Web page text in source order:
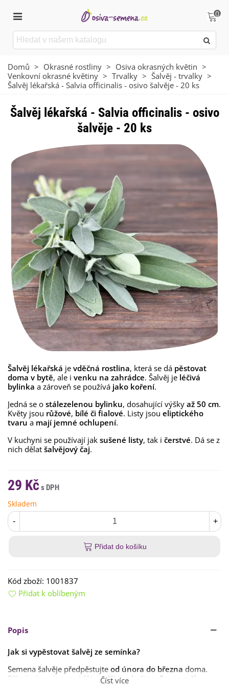
0
Domů > Okrasné rostliny > Osiva okrasných květin >
Venkovní okrasné květiny > Trvalky > Šalvěj - trvalky >
Šalvěj lékařská - Salvia officinalis - osivo šalvěje - 20 ks
Šalvěj lékařská - Salvia officinalis - osivo
šalvěje - 20 ks
Šalvěj lékařská je vděčná rostlina, která se dá pěstovat
doma v bytě, ale i venku na zahrádce. Šalvěj je léčivá
bylinka a zároveň se používá jako koření.
Jedná se o stálezelenou bylinku, dosahující výšky až 50 cm.
Květy jsou růžové, bílé či fialové. Listy jsou eliptického
tvaru a mají jemné ochlupení.
V kuchyni se používají jak sušené listy, tak i čerstvé. Dá se z
nich dělat šalvějový čaj.
29 Kč
Skladem
- +
Přidat do košíku
Kód zboží: 1001837
Přidat k oblíbeným
Popis
Jak si vypěstovat šalvěj ze semínka?
Semena šalvěje předpěstujte od února do března doma.
Přímý výsev je provádět nejdříve v květnu. Pouze mělce
Číst více